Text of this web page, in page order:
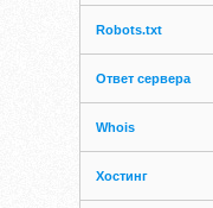
Robots.txt
Ответ сервера
Whois
Хостинг